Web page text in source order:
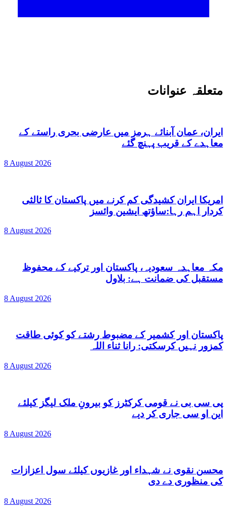
متعلقہ عنوانات
ایران، عمان آبنائے ہرمز میں عارضی بحری راستے کے
معاہدے کے قریب پہنچ گئے
8 August 2026
امریکا ایران کشیدگی کم کرنے میں پاکستان کا ثالثی
کردار اہم رہا:ساؤتھ ایشین وائسز
8 August 2026
مکہ معاہدہ سعودیہ، پاکستان اور ترکیے کے محفوظ
مستقبل کی ضمانت ہے: بلاول
8 August 2026
پاکستان اور کشمیر کے مضبوط رشتے کو کوئی طاقت
کمزور نہیں کرسکتی: رانا ثناء اللہ
8 August 2026
پی سی بی نے قومی کرکٹرز کو بیرونِ ملک لیگز کیلئے
این او سی جاری کر دیے
8 August 2026
محسن نقوی نے شہداء اور غازیوں کیلئے سول اعزازات
کی منظوری دے دی
8 August 2026